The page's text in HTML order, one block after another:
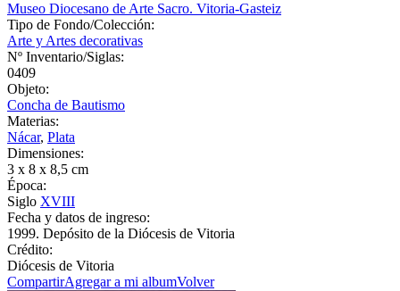
Museo Diocesano de Arte Sacro. Vitoria-Gasteiz
Tipo de Fondo/Colección:
Arte y Artes decorativas
Nº Inventario/Siglas:
0409
Objeto:
Concha de Bautismo
Materias:
Nácar, Plata
Dimensiones:
3 x 8 x 8,5 cm
Época:
Siglo XVIII
Fecha y datos de ingreso:
1999. Depósito de la Diócesis de Vitoria
Crédito:
Diócesis de Vitoria
CompartirAgregar a mi albumVolver